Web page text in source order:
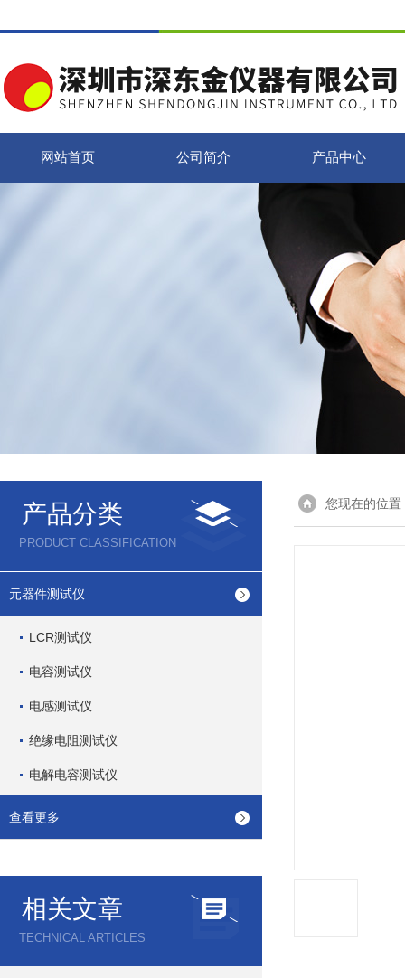
网站首页 公司简介 产品中心
产品分类
PRODUCT CLASSIFICATION
元器件测试仪
LCR测试仪
电容测试仪
电感测试仪
绝缘电阻测试仪
电解电容测试仪
查看更多
相关文章
TECHNICAL ARTICLES
您现在的位置